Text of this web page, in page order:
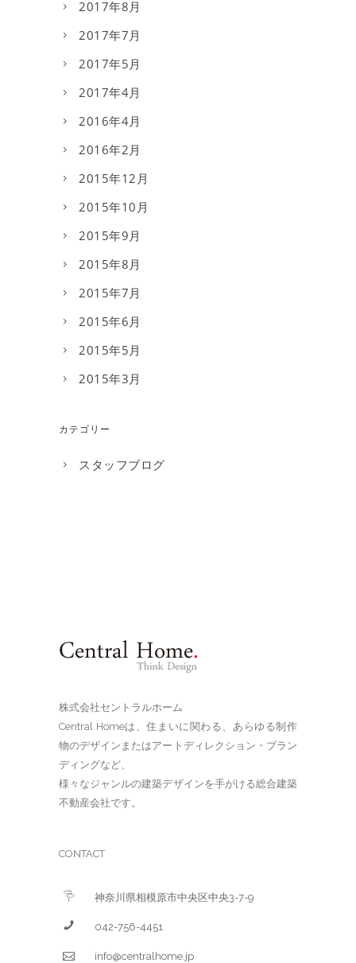
2017年8月
2017年7月
2017年5月
2017年4月
2016年4月
2016年2月
2015年12月
2015年10月
2015年9月
2015年8月
2015年7月
2015年6月
2015年5月
2015年3月
カテゴリー
スタッフブログ
株式会社セントラルホーム
Central Homeは、住まいに関わる、あらゆる制作
物のデザインまたはアートディレクション・ブラン
ディングなど、
様々なジャンルの建築デザインを手がける総合建築
不動産会社です。
CONTACT
神奈川県相模原市中央区中央3-7-9
042-756-4451
info@centralhome.jp